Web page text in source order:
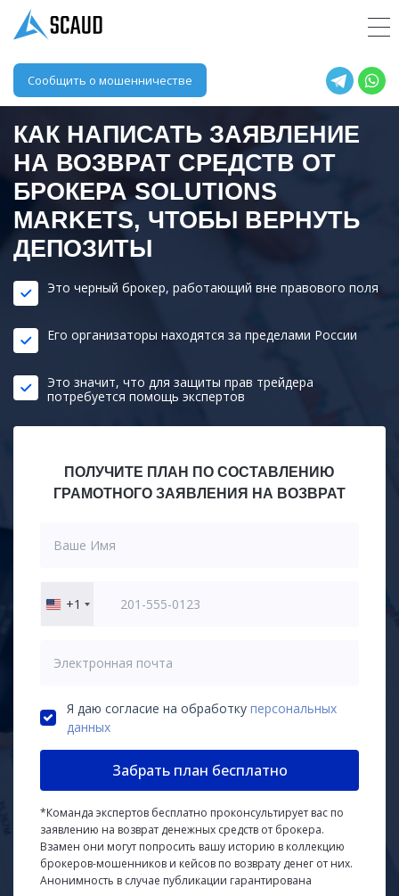
Сообщить о мошенничестве
КАК НАПИСАТЬ ЗАЯВЛЕНИЕ
НА ВОЗВРАТ СРЕДСТВ ОТ
БРОКЕРАSOLUTIONS
MARKETS, ЧТОБЫ ВЕРНУТЬ
ДЕПОЗИТЫ
Это черный брокер, работающий вне правового поля
Его организаторы находятся за пределами России
Это значит, что для защиты прав трейдера
потребуется помощь экспертов
ПОЛУЧИТЕ ПЛАН ПО СОСТАВЛЕНИЮ
ГРАМОТНОГО ЗАЯВЛЕНИЯ НА ВОЗВРАТ
United
+1
Я даю согласие на обработку персональных
данных
Забрать план бесплатно
*Команда экспертов бесплатно проконсультирует вас по
заявлению на возврат денежных средств от брокера.
Взамен они могут попросить вашу историю в коллекцию
брокеров-мошенников и кейсов по возврату денег от них.
Анонимность в случае публикации гарантирована